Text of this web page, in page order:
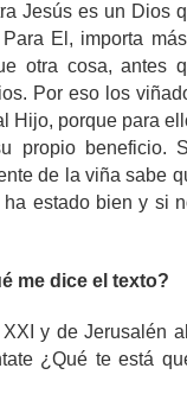
Jesús es un Dios
El, importa
otra cosa, antes
Por eso los
Hijo, porque para
propio beneficio.
de la viña sabe
estado bien y si
me dice el texto?
y de Jerusalén
¿Qué te está